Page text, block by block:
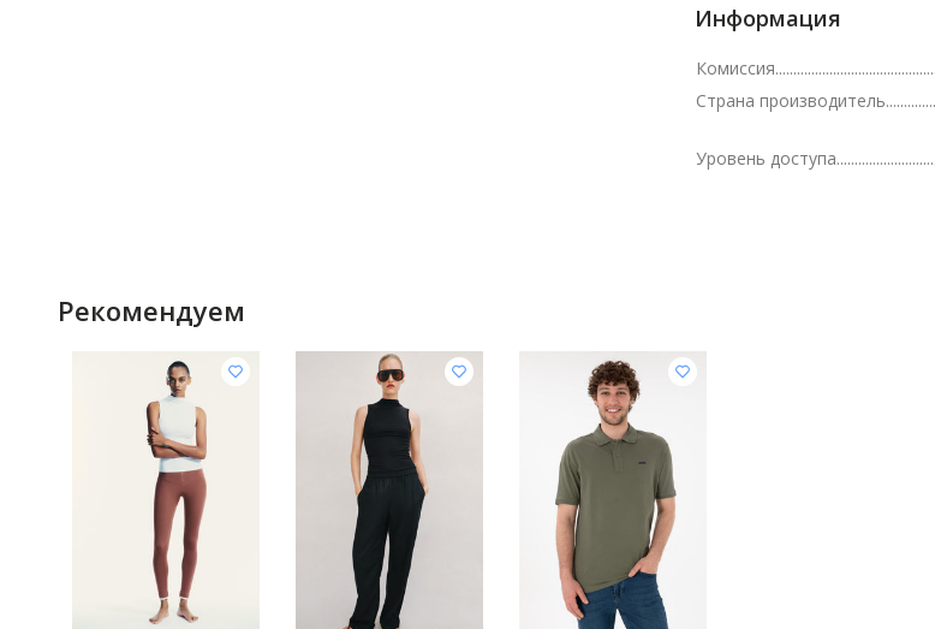
Информация
Комиссия
Страна производитель
Уровень доступа
Рекомендуем